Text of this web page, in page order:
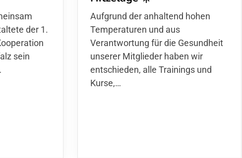
sind
der 1. FFC
mit
Aufgrund der anhaltend hohen
Temperaturen und aus
Verantwortung für die Gesundheit
unserer Mitglieder haben wir
entschieden, alle Trainings und
Kurse,…